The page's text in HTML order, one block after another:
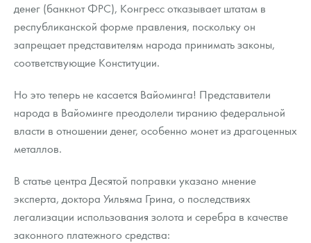
денег (банкнот ФРС), Конгресс отказывает штатам в
республиканской форме правления, поскольку он
запрещает представителям народа принимать законы,
соответствующие Конституции.
Но это теперь не касается Вайоминга! Представители
народа в Вайоминге преодолели тиранию федеральной
власти в отношении денег, особенно монет из драгоценных
металлов.
В статье центра Десятой поправки указано мнение
эксперта, доктора Уильяма Грина, о последствиях
легализации использования золота и серебра в качестве
законного платежного средства: